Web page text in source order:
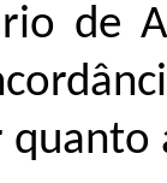
de